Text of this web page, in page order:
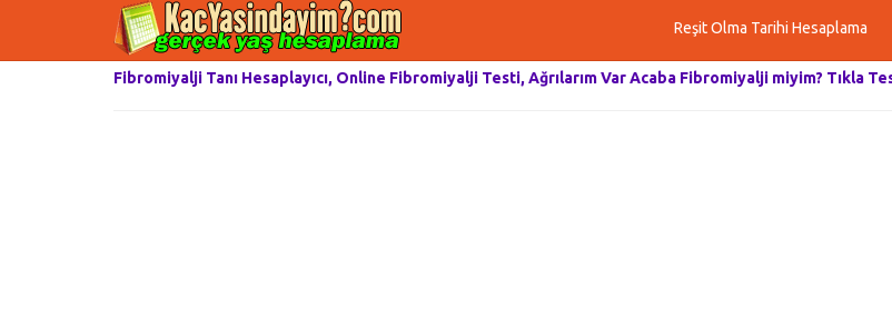
Reşit Olma Tarihi Hesaplama
Fibromiyalji Tanı Hesaplayıcı, Online Fibromiyalji Testi, Ağrılarım Var Acaba Fibromiyalji miyim? Tıkla